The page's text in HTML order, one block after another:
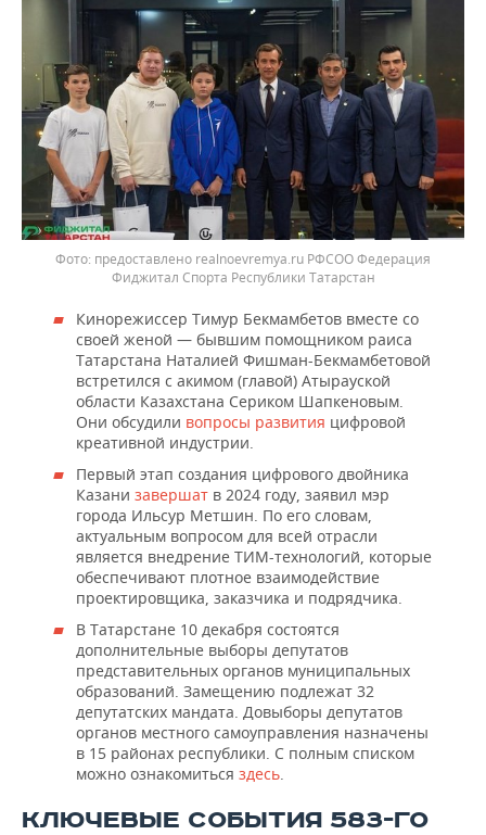
предоставлено realnoevremya.ru РФСОО Федерация
Фиджитал Спорта Республики Татарстан
Кинорежиссер Тимур Бекмамбетов вместе со
своей женой — бывшим помощником раиса
Татарстана Наталией Фишман-Бекмамбетовой
встретился с акимом (главой) Атырауской
области Казахстана Сериком Шапкеновым.
Они обсудили вопросы развития цифровой
креативной индустрии.
Первый этап создания цифрового двойника
Казани завершат в 2024 году, заявил мэр
города Ильсур Метшин. По его словам,
актуальным вопросом для всей отрасли
является внедрение ТИМ-технологий, которые
обеспечивают плотное взаимодействие
проектировщика, заказчика и подрядчика.
В Татарстане 10 декабря состоятся
дополнительные выборы депутатов
представительных органов муниципальных
образований. Замещению подлежат 32
депутатских мандата. Довыборы депутатов
органов местного самоуправления назначены
в 15 районах республики. С полным списком
можно ознакомиться здесь.
КЛЮЧЕВЫЕ СОБЫТИЯ 583-ГО